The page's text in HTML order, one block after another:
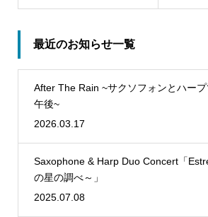
最近のお知らせ一覧
After The Rain ~サクソフォンとハー
午後~
2026.03.17
Saxophone & Harp Duo Concert「
の星の調べ～」
2025.07.08